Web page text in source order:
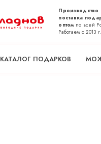
Производство
поставка
оптомпо всей
Работаем с 2013 г.
КАТАЛОГ ПОДАРКОВ